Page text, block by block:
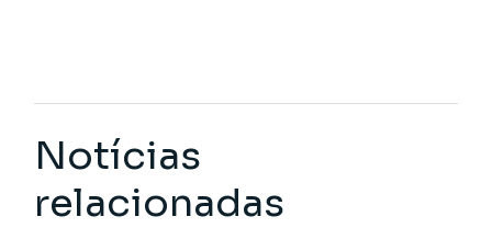
Notícias
relacionadas